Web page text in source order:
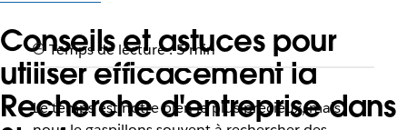
Conseils et astuces pour
utiliser efficacement la
Recherche d'entreprise dans
Temps de lecture : 5 min
Le temps est notre bien le plus précieux, mais